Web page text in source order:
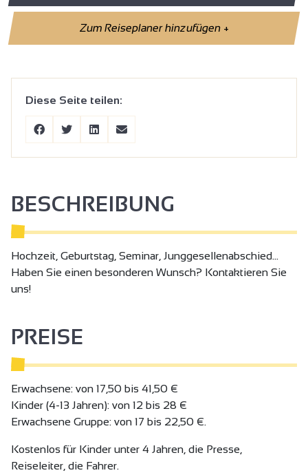
Zum Reiseplaner hinzufügen+
Diese Seite teilen:
BESCHREIBUNG
Hochzeit, Geburtstag, Seminar, Junggesellenabschied...
Haben Sie einen besonderen Wunsch? Kontaktieren Sie
uns!
PREISE
Erwachsene: von 17,50 bis 41,50 €
Kinder (4-13 Jahren): von 12 bis 28 €
Erwachsene Gruppe: von 17 bis 22,50 €.
Kostenlos für Kinder unter 4 Jahren, die Presse,
Reiseleiter, die Fahrer.